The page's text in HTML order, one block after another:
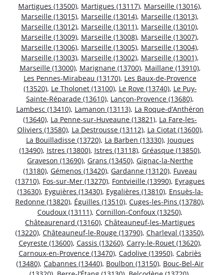
Martigues (13500), Martigues (13117), Marseille (13016),
Marseille (13015), Marseille (13014), Marseille (13013),
Marseille (13012), Marseille (13011), Marseille (13010),
Marseille (13009), Marseille (13008), Marseille (13007),
Marseille (13006), Marseille (13005), Marseille (13004),
Marseille (13003), Marseille (13002), Marseille (13001),
Marseille (13000), Marignane (13700), Maillane (13910),
Les Pennes-Mirabeau (13170), Les Baux-de-Provence
(13520), Le Tholonet (13100), Le Rove (13740), Le Puy-
Sainte-Réparade (13610), Lançon-Provence (13680),
Lambesc (13410), Lamanon (13113), La Roque-d’Anthéron
(13640), La Penne-sur-Huveaune (13821), La Fare-les-
Oliviers (13580), La Destrousse (13112), La Ciotat (13600),
La Bouilladisse (13720), La Barben (13330), Jouques
(13490), Istres (13800), Istres (13118), Gréasque (13850),
Graveson (13690), Grans (13450), Gignac-la-Nerthe
(13180), Gémenos (13420), Gardanne (13120), Fuveau
(13710), Fos-sur-Mer (13270), Fontvieille (13990), Eyragues
(13630), Eyguières (13430), Eygalières (13810), Ensuès-la-
Redonne (13820), Éguilles (13510), Cuges-les-Pins (13780),
Coudoux (13111), Cornillon-Confoux (13250),
Châteaurenard (13160), Châteauneuf-les-Martigues
(13220), Châteauneuf-le-Rouge (13790), Charleval (13350),
Ceyreste (13600), Cassis (13260), Carry-le-Rouet (13620),
Carnoux-en-Provence (13470), Cadolive (13950), Cabriès
(13480), Cabannes (13440), Boulbon (13150), Bouc-Bel-Air